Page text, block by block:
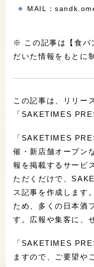
MAIL：
※ この記事は【食パ
だいた情報をもとに
この記事は、リリー
「SAKETIMES
「SAKETIMES
催・新店舗オープン
報を掲載するサービ
ただくだけで、
ス記事を作成します
ため、多くの日本酒
す。広報や集客に、
「SAKETIMES
ますので、ご要望や